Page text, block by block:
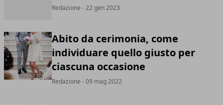
Redazione - 22 gen 2023
Abito da cerimonia, come
individuare quello giusto per
ciascuna occasione
Redazione - 09 mag 2022